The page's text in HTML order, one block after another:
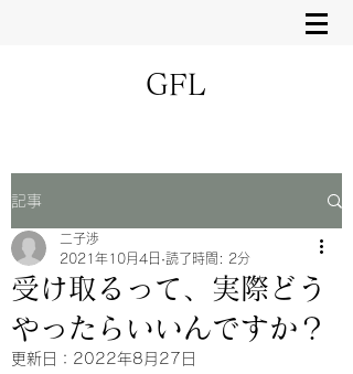
GFL
記事
受け取るって、実際どう
やったらいいんですか？
二子渉
2021年10月4日 読了時間: 2分
更新日： 2022年8月27日